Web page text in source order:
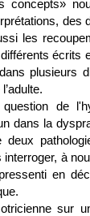
concepts»
des
les
écrits
plusieurs
de
dans la
à
en
sur